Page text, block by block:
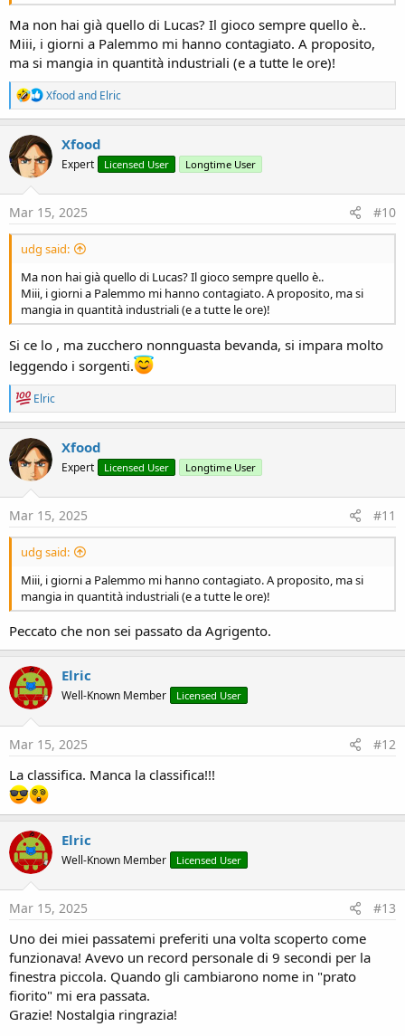
Ma non hai già quello di Lucas? Il gioco sempre quello è..
Miii, i giorni a Palemmo mi hanno contagiato. A proposito,
ma si mangia in quantità industriali (e a tutte le ore)!
R
e
a
c
t
i
n
s
Xfoodand Elric
Xfood
Expert Licensed User Longtime User
Mar 15, 2025 #10
udg said:
Ma non hai già quello di Lucas? Il gioco sempre quello è..
Miii, i giorni a Palemmo mi hanno contagiato. A proposito, ma si
mangia in quantità industriali (e a tutte le ore)!
Si ce lo , ma zucchero nonnguasta bevanda, si impara molto
leggendo i sorgenti.
R
e
a
c
t
i
o
n
s
Elric
Xfood
Expert Licensed User Longtime User
Mar 15, 2025 #11
udg said:
Miii, i giorni a Palemmo mi hanno contagiato. A proposito, ma si
mangia in quantità industriali (e a tutte le ore)!
Peccato che non sei passato da Agrigento.
Elric
Well-Known Member Licensed User
Mar 15, 2025 #12
La classifica. Manca la classifica!!!
Elric
Well-Known Member Licensed User
Mar 15, 2025 #13
Uno dei miei passatemi preferiti una volta scoperto come
funzionava! Avevo un record personale di 9 secondi per la
finestra piccola. Quando gli cambiarono nome in "prato
fiorito" mi era passata.
Grazie! Nostalgia ringrazia!